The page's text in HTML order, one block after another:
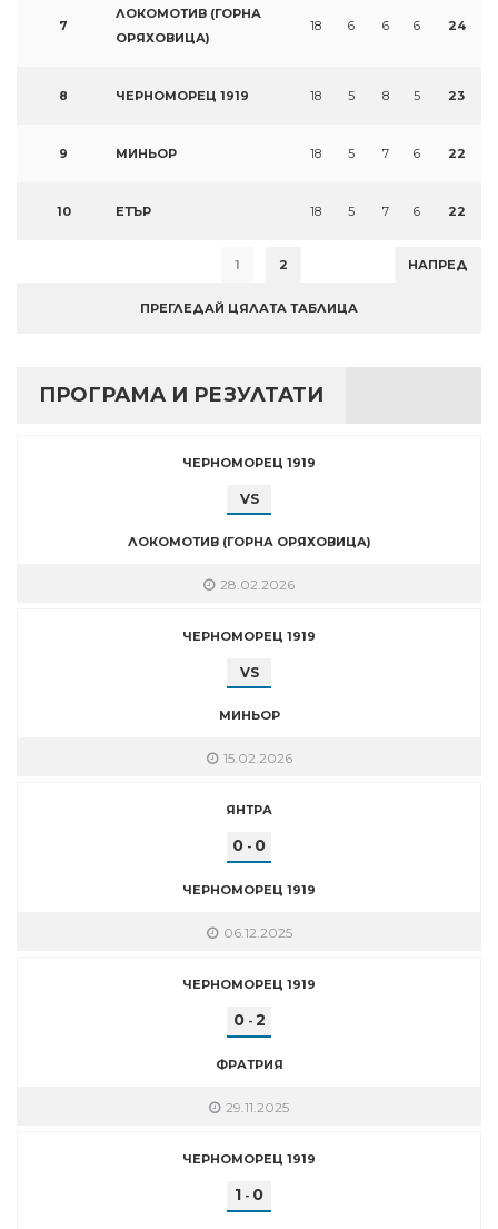
7
ЛОКОМОТИВ (ГОРНА
ОРЯХОВИЦА)
18 6 6 6 24
8 ЧЕРНОМОРЕЦ 1919 18 5 8 5 23
9 МИНЬОР 18 5 7 6 22
10 ЕТЪР 18 5 7 6 22
1 2 НАПРЕД
ПРЕГЛЕДАЙ ЦЯЛАТА ТАБЛИЦА
ПРОГРАМА И РЕЗУЛТАТИ
ЧЕРНОМОРЕЦ 1919
VS
ЛОКОМОТИВ (ГОРНА ОРЯХОВИЦА)
28.02.2026
ЧЕРНОМОРЕЦ 1919
VS
МИНЬОР
15.02.2026
ЯНТРА
0 - 0
ЧЕРНОМОРЕЦ 1919
06.12.2025
ЧЕРНОМОРЕЦ 1919
0- 2
ФРАТРИЯ
29.11.2025
ЧЕРНОМОРЕЦ 1919
1 - 0